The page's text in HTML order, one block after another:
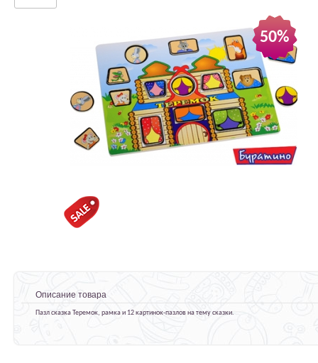
50%
Описание товара
Пазл сказка Теремок, рамка и 12 картинок-пазлов на тему сказки.